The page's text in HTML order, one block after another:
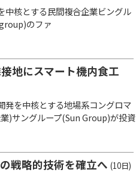
中核とする民間複合企業ビングル
のファ
地にスマート機内食工
発を中核とする地場系コングロマ
)サングループ(Sun Group)が投資
戦略的技術を確立へ (10日)